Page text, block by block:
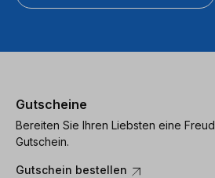
Gutscheine
Bereiten Sie Ihren Liebsten eine
Gutschein.
Gutschein bestellen